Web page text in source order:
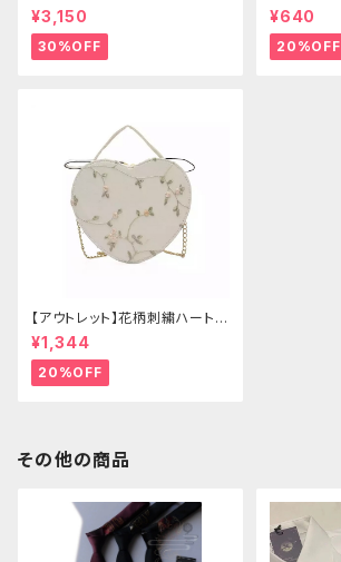
ゴールドクラウン＆ホーン(ヴェ
ール付き)
¥3,150
30%OFF
ー
¥640
20%OFF
【アウトレット】花柄刺繍ハートバ
ッグ
¥1,344
20%OFF
その他の商品